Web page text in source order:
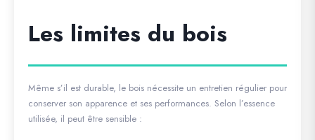
Les limites du bois
Même s’il est durable, le bois nécessite un entretien régulier pour
conserver son apparence et ses performances. Selon l’essence
utilisée, il peut être sensible :